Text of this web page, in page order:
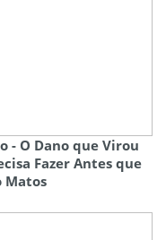
- O Dano que Virou
Fazer Antes que
Matos